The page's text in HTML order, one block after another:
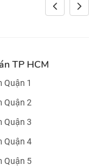
TP HCM
Quận 1
Quận 2
Quận 3
Quận 4
Quận 5